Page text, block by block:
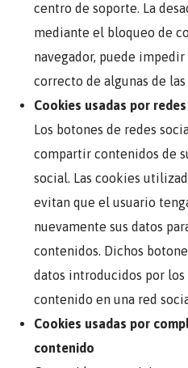
centro de soporte. La
mediante el bloqueo de
navegador, puede
correcto de algunas de
Cookies usadas por
Los botones de redes
compartir contenidos de
social. Las cookies
evitan que el usuario
nuevamente sus datos
contenidos. Dichos
datos introducidos por
contenido en una red
Cookies usadas por
contenido